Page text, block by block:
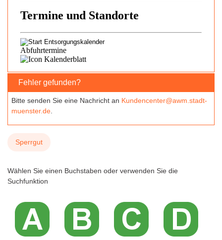
Fehler gefunden?
Bitte senden Sie eine Nachricht an Kundencenter@awm.stadt-
muenster.de
Sperrgut
Wählen Sie einen Buchstaben oder verwenden Sie die
Suchfunktion